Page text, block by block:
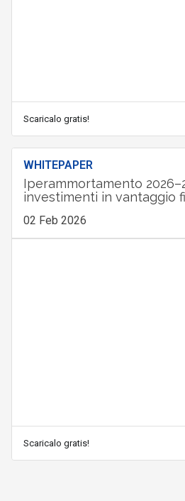
Scaricalo gratis!
WHITEPAPER
Iperammortamento
investimenti in vantaggio
02 Feb 2026
Scaricalo gratis!